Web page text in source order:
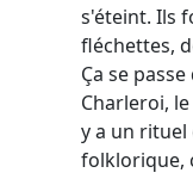
s'éteint. Ils
fléchettes,
Ça se
Charleroi,
y a un
folklorique,